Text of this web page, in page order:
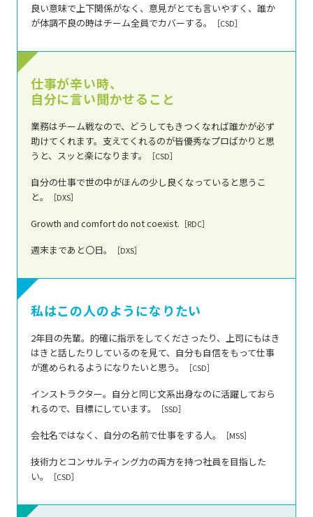
良い意味で上下関係がなく、意見がとても言いやすく、誰か
が体調不良の時はチーム全員でカバーする。
［CSD］
仕事が辛い時、
自分に言い聞かせること
業務はチーム戦なので、どうしてもきつくなれば誰かが必ず
助けてくれます。支えてくれるのが皆優秀なプロばかりと思
うと、スッと楽になります。
［CSD］
自分の仕事で世の中がほんの少し良くなっていると思うこ
と。
［DXS］
Growth and comfort do not coexist. ［RDC］
週末まであと〇日。 ［DXS］
私はこの人のようになりたい
2年目の先輩。的確に指示をしてくださったり、上司にもはき
はきと話したりしているのを見て、自分も自信をもって仕事
が進められるようになりたいと思う。
［CSD］
インストラクター。自分と同じ文系出身なのに活躍しておら
れるので、目標にしています。
［SSD］
会社名ではなく、自分の名前で仕事をする人。 ［MSS］
技術力とコンサルティング力の両方を持つ社員を目指した
い。
［CSD］